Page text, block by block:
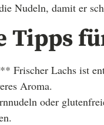
Nudeln, damit er
Tipps
Frischer Lachs ist
Aroma.
oder